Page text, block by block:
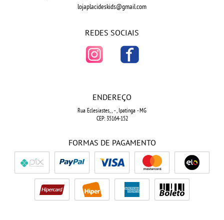
lojaplacideskids@gmail.com
REDES SOCIAIS
ENDEREÇO
Rua Eclesiastes, , - , Ipatinga -MG
CEP: 35164-152
FORMAS DE PAGAMENTO